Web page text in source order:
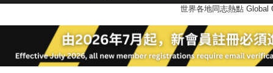
世界各地同志熱點